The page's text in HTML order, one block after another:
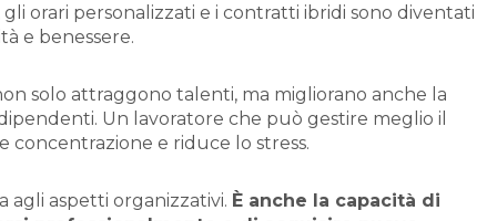
orari personalizzati e i contratti ibridi sono diventati
e benessere.
solo attraggono talenti, ma migliorano anche la
Un lavoratore che può gestire meglio il
concentrazione e riduce lo stress.
agli aspetti organizzativi. È anche la capacità di